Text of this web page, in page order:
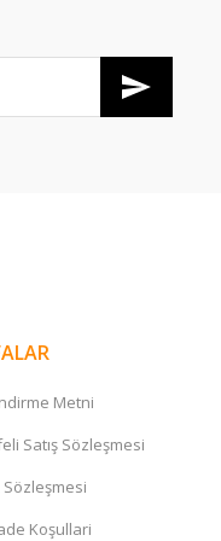
Metni
Satış Sözleşmesi
Koşullari